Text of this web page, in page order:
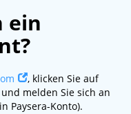
ein
, klicken Sie auf
melden Sie sich an
Paysera-Konto).